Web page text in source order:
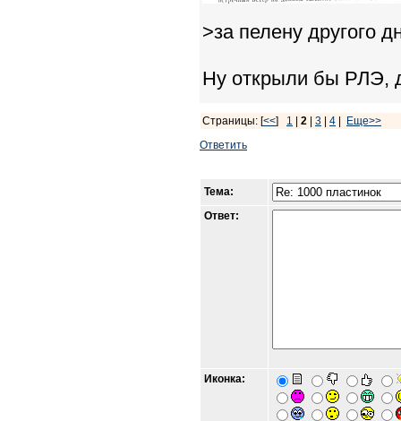
>за пелену другого
Ну открыли бы РЛЭ,
Страницы: [<<] 1 2 3 4
Еще>>
Ответить
Тема:
Ответ:
Иконка: